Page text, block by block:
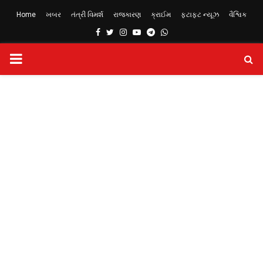
Home ખબર તંત્રી વિમર્શ રાજકારણ ક્રાઈમ ફટાફટ ન્યૂઝ વૈશ્વિક
Facebook
TwitterInstagram
YoutubeTelegram
Whatsapp
PRIMARY